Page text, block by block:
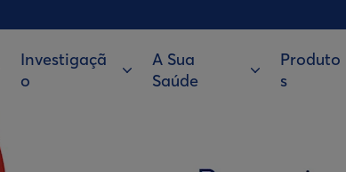
Investigaçã
o
A Sua
Saúde
Produto
s